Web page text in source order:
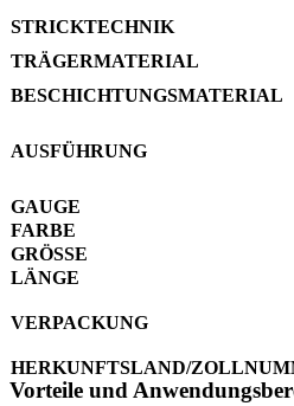
STRICKTECHNIK
TRÄGERMATERIAL
BESCHICHTUNGSMATERIAL
AUSFÜHRUNG
GAUGE
FARBE
GRÖSSE
LÄNGE
VERPACKUNG
HERKUNFTSLAND/
Vorteile und